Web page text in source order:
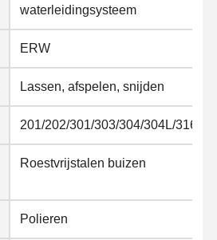
waterleidingsysteem
ERW
Lassen, afspelen, snijden
201/202/301/303/304/304L/316/
Roestvrijstalen buizen
Polieren